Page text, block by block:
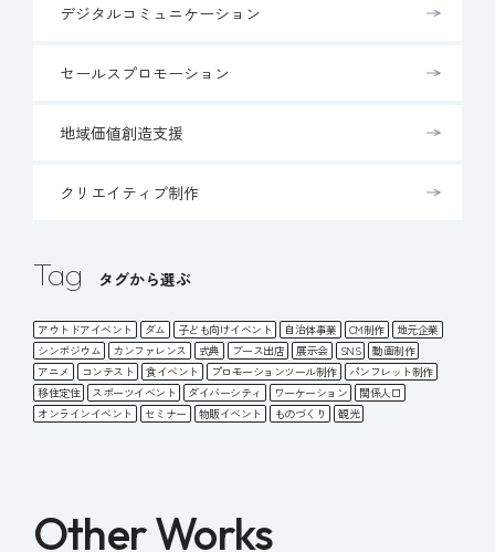
デジタルコミュニケーション
セールスプロモーション
地域価値創造支援
クリエイティブ制作
Tag タグから選ぶ
アウトドアイベント ダム 子ども向けイベント 自治体事業 CM制作
地元企業
シンポジウム
カンファレンス 式典 ブース出店 展示会 SNS
動画制作
アニメ
コンテスト 食イベント プロモーションツール制作
パンフレット制作
移住定住
スポーツイベント ダイバーシティ ワーケーション
関係人口
オンラインイベント
セミナー 物販イベント ものづくり 観光
Other Works